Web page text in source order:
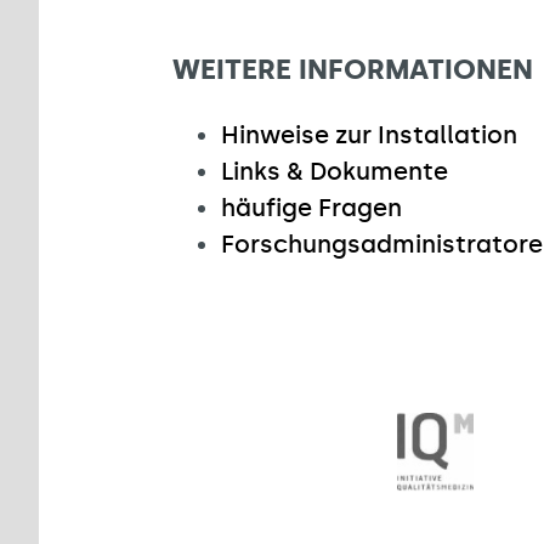
WEITERE INFORMATIONEN
Hinweise zur Installation
Links & Dokumente
häufige Fragen